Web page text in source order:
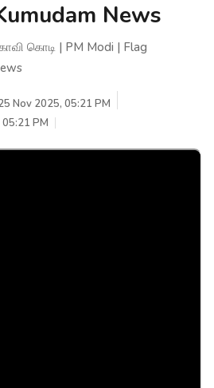
News
கொடி | PM Modi | Flag
Nov 2025, 05:21 PM
PM